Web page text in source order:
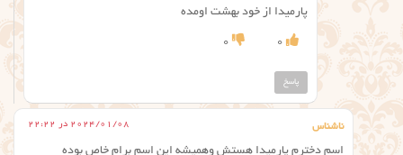
پارمیدا از خود بهشت اومده
0
0
پاسخ
ناشناس 2024/01/08 در 22:22
اسم دخترم پارمیدا هستش وهمیشه این اسم برام خاص بوده